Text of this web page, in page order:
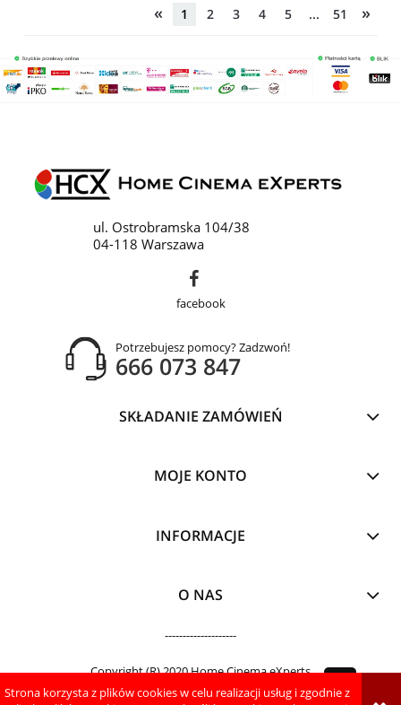
Strona korzysta z plików cookies w celu realizacji usług i zgodnie z
« 1 2 3 4 5 ... 51 »
ul. Ostrobramska 104/38
04-118 Warszawa
facebook
Potrzebujesz pomocy? Zadzwoń!
666 073 847
SKŁADANIE ZAMÓWIEŃ
MOJE KONTO
INFORMACJE
O NAS
--------------------
Copyright (R) 2020 Home Cinema eXperts
pokaż pełną wersję strony